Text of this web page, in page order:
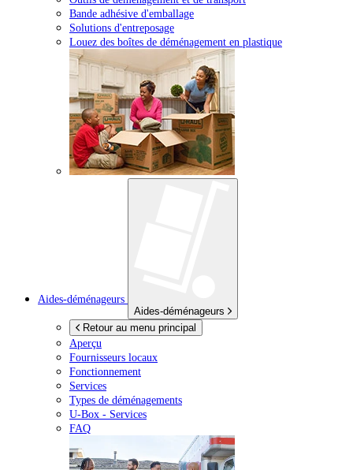
Bande adhésive d'emballage
Solutions d'entreposage
Louez des boîtes de déménagement en plastique
Aides-déménageurs
Aides-déménageurs
Retour au menu principal
Aperçu
Fournisseurs locaux
Fonctionnement
Services
Types de déménagements
U-Box - Services
FAQ